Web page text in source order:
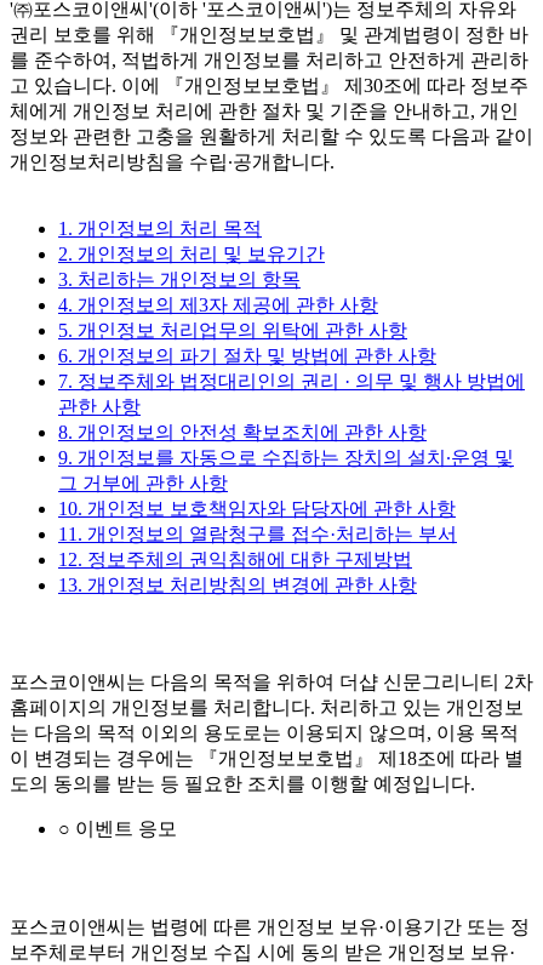
'㈜포스코이앤씨'(이하 '포스코이앤씨')는 정보주체의 자유와
권리 보호를 위해 『개인정보보호법』 및 관계법령이 정한 바
를 준수하여, 적법하게 개인정보를 처리하고 안전하게 관리하
고 있습니다. 이에 『개인정보보호법』 제30조에 따라 정보주
체에게 개인정보 처리에 관한 절차 및 기준을 안내하고, 개인
정보와 관련한 고충을 원활하게 처리할 수 있도록 다음과 같이
개인정보처리방침을 수립∙공개합니다.
1. 개인정보의 처리 목적
2. 개인정보의 처리 및 보유기간
3. 처리하는 개인정보의 항목
4. 개인정보의 제3자 제공에 관한 사항
5. 개인정보 처리업무의 위탁에 관한 사항
6. 개인정보의 파기 절차 및 방법에 관한 사항
7. 정보주체와 법정대리인의 권리 · 의무 및 행사 방법에
관한 사항
8. 개인정보의 안전성 확보조치에 관한 사항
9. 개인정보를 자동으로 수집하는 장치의 설치∙운영 및
그 거부에 관한 사항
10. 개인정보 보호책임자와 담당자에 관한 사항
11. 개인정보의 열람청구를 접수·처리하는 부서
12. 정보주체의 권익침해에 대한 구제방법
13. 개인정보 처리방침의 변경에 관한 사항
포스코이앤씨는 다음의 목적을 위하여 더샵 신문그리니티 2차
홈페이지의 개인정보를 처리합니다. 처리하고 있는 개인정보
는 다음의 목적 이외의 용도로는 이용되지 않으며, 이용 목적
이 변경되는 경우에는 『개인정보보호법』 제18조에 따라 별
도의 동의를 받는 등 필요한 조치를 이행할 예정입니다.
○ 이벤트 응모
포스코이앤씨는 법령에 따른 개인정보 보유·이용기간 또는 정
보주체로부터 개인정보 수집 시에 동의 받은 개인정보 보유·